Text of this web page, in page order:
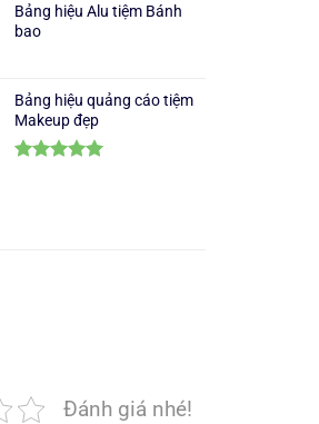
5 sao
Bảng hiệu Alu tiệm Bánh
bao
Bảng hiệu quảng cáo tiệm
Makeup đẹp
Đánh giá nhé!